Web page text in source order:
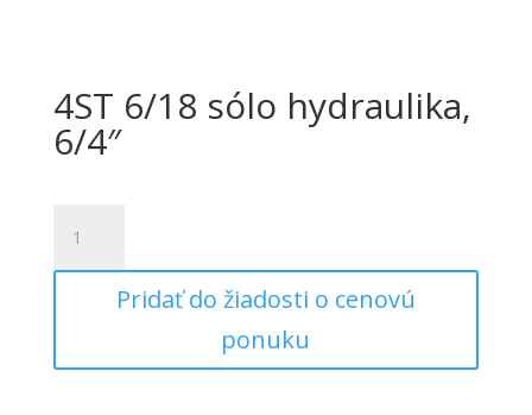
4ST 6/18 sólo hydraulika,
6/4″
4ST
6/18
Pridať do žiadosti o cenovú
ponuku